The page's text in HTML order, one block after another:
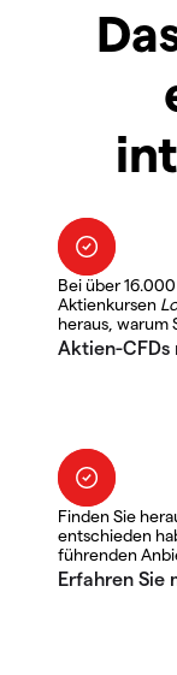
Bei über 16.000
Aktienkursen
heraus, warum
Finden Sie
entschieden
führenden